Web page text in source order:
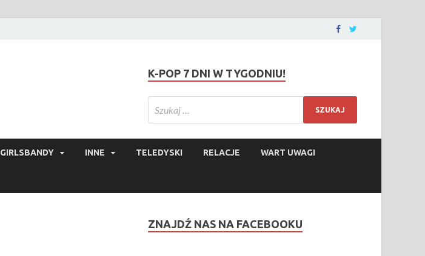
K-POP 7 DNI W TYGODNIU!
GIRLSBANDY INNE TELEDYSKI RELACJE WART UWAGI
ZNAJDŹ NAS NA FACEBOOKU